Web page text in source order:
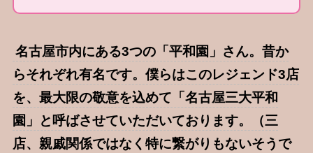
名古屋市内にある3つの「平和園」さん。昔か
らそれぞれ有名です。僕らはこのレジェンド3店
を、最大限の敬意を込めて「名古屋三大平和
園」と呼ばさせていただいております。（三
店、親戚関係ではなく特に繋がりもないそうで